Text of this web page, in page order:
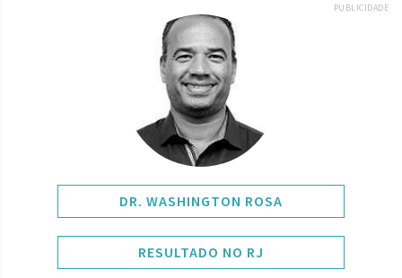
PUBLICIDADE
DR. WASHINGTON ROSA
RESULTADO NO RJ